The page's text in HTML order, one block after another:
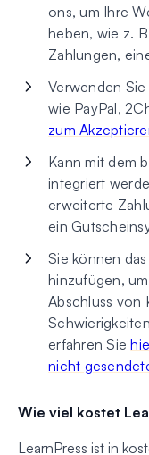
ons, um Ihre
heben, wie z.
Zahlungen,
Verwenden
wie PayPal,
zum
Kann mit dem
integriert
erweiterte
ein
Sie können
hinzufügen,
Abschluss von
erfahren Sie
nicht
Wie viel kostet
LearnPress ist in